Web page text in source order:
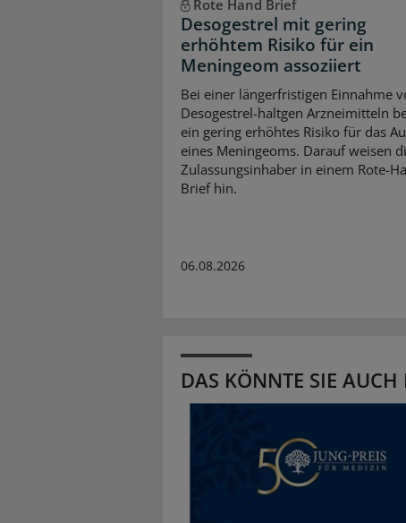
Rote Hand Brief
Desogestrel mit gering
erhöhtem Risiko für ein
Meningeom assoziiert
Bei einer längerfristigen Einnahme
Desogestrel-haltgen Arzneimitteln
ein gering erhöhtes Risiko für das
eines Meningeoms. Darauf weisen
Zulassungsinhaber in einem Rote-
Brief hin.
06.08.2026
DAS KÖNNTE SIE AUCH